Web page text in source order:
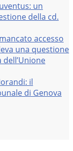
un
della cd.
accesso
una questione
il
di Genova